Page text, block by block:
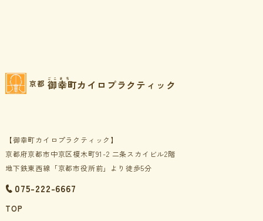
京都 ごこまち
御幸町カイロプラクティック
【御幸町カイロプラクティック】
京都府京都市中京区榎木町91-2 二条スカイビル2階
地下鉄東西線「京都市役所前」より徒歩5分
075-222-6667
TOP